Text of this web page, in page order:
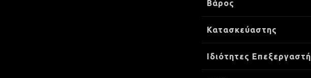
Βάρος
Κατασκεύαστης
Ιδιότητες Επεξεργαστή